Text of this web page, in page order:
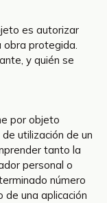
es autorizar
obra protegida.
y quién se
por objeto
utilización de un
tanto la
personal o
número
de una aplicación